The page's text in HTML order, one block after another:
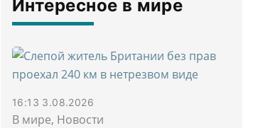
Интересное в мире
16:13 3.08.2026
В мире, Новости